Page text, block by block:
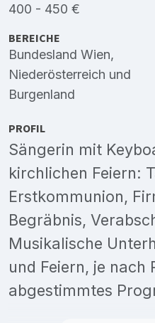
400 - 450 €
BEREICHE
Bundesland Wien,
Niederösterreich und
Burgenland
PROFIL
Sängerin mit
kirchlichen Feiern:
Erstkommunion,
Begräbnis,
Musikalische
und Feiern, je nach
abgestimmtes